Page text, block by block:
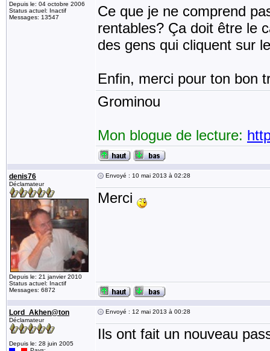
Depuis le: 04 octobre 2006
Status actuel: Inactif
Messages: 13547
Ce que je ne comprend
rentables? Ça doit être le
des gens qui cliquent sur
Enfin, merci pour ton bon
Grominou
Mon blogue de lecture:
denis76
Déclamateur
Depuis le: 21 janvier 2010
Status actuel: Inactif
Messages: 6872
Envoyé : 10 mai 2013 à 02:28
Merci
Lord_Akhen@ton
Déclamateur
Depuis le: 28 juin 2005
Envoyé : 12 mai 2013 à 00:28
Ils ont fait un nouveau